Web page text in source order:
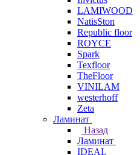
LAMIWOOD
NatisSton
Republic floor
ROYCE
Spark
Texfloor
TheFloor
VINILAM
westerhoff
Zeta
Ламинат
Назад
Ламинат
IDEAL